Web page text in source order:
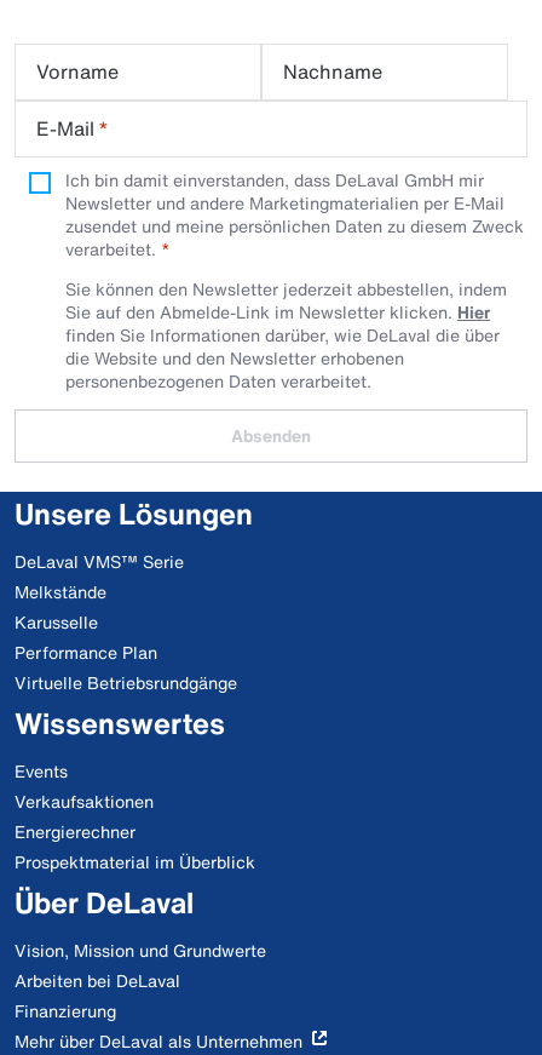
Vorname
Nachname
E-Mail *
Ich bin damit einverstanden, dass DeLaval GmbH mir
Newsletter und andere Marketingmaterialien per E-Mail
zusendet und meine persönlichen Daten zu diesem Zweck
verarbeitet.
Sie können den Newsletter jederzeit abbestellen, indem
Sie auf den Abmelde-Link im Newsletter klicken. Hier
finden Sie Informationen darüber, wie DeLaval die über
die Website und den Newsletter erhobenen
personenbezogenen Daten verarbeitet.
Absenden
Unsere Lösungen
DeLaval VMS™ Serie
Melkstände
Karusselle
Performance Plan
Virtuelle Betriebsrundgänge
Wissenswertes
Events
Verkaufsaktionen
Energierechner
Prospektmaterial im Überblick
Über DeLaval
Vision, Mission und Grundwerte
Arbeiten bei DeLaval
Finanzierung
Mehr über DeLaval als Unternehmen